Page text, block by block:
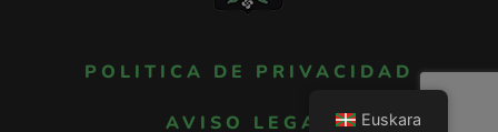
POLITICA DE PRIVACIDAD
AVISO LEGAL Euskara